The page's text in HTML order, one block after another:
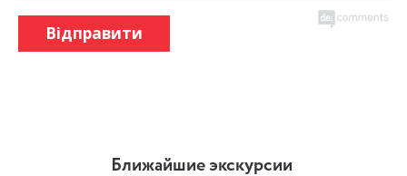
Відправити
Ближайшие экскурсии